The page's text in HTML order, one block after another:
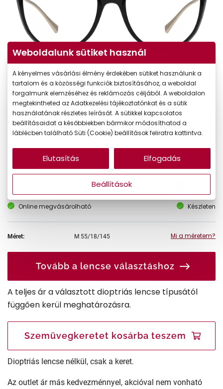
-40%
33.990 Ft
20.394 Ft
A feltűntetett ár a szemüvegkeretre vonatkozik.
Online megvásárolható Készleten
Méret: M 55/18/145 Mi a méretem?
Tovább a lencse választáshoz
A teljes ár a választott dioptriás lencse típusától
függően kerül meghatározásra.
Szemüvegkeretet kosárba teszem
Dioptriás lencse nélkül, csak a keret.
Az outlet ár más kedvezménnyel, akcióval nem vonható
Weboldalunk sütiket használ
A kényelmes vásárlási élmény érdekében sütiket használunk a
tartalom és a közösségi funkciók biztosításához, a weboldal
forgalmunk elemzéséhez és reklámozás céljából. A weboldalon
megtekintheted az Adatkezelési tájékoztatónkat és a sütik
használatának részletes leírását. A sütikkel kapcsolatos
beállításaidat a későbbiekben bármikor módosíthatod a
láblécben található Süti (Cookie) beállítások feliratra kattintva.
Beállítások
Elutasítás Elfogadás